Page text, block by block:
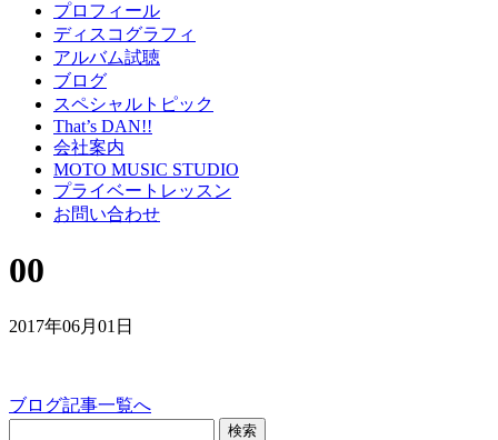
プロフィール
ディスコグラフィ
アルバム試聴
ブログ
スペシャルトピック
That’s DAN!!
会社案内
MOTO MUSIC STUDIO
プライベートレッスン
お問い合わせ
00
2017年06月01日
ブログ記事一覧へ
検索